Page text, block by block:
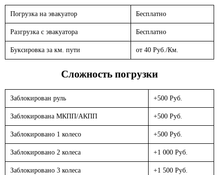
Погрузка на эвакуатор Бесплатно
Разгрузка с эвакуатора Бесплатно
Буксировка за км. пути от 40 Руб./Км.
Сложность погрузки
Заблокирован руль +500 Руб.
Заблокирована МКПП/АКПП +500 Руб.
Заблокировано 1 колесо +500 Руб.
Заблокировано 2 колеса +1 000 Руб.
Заблокировано 3 колеса +1 500 Руб.